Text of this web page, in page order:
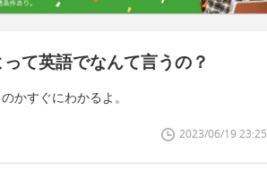
て英語でなんて言うの？
かすぐにわかるよ。
2023/06/19 23:25